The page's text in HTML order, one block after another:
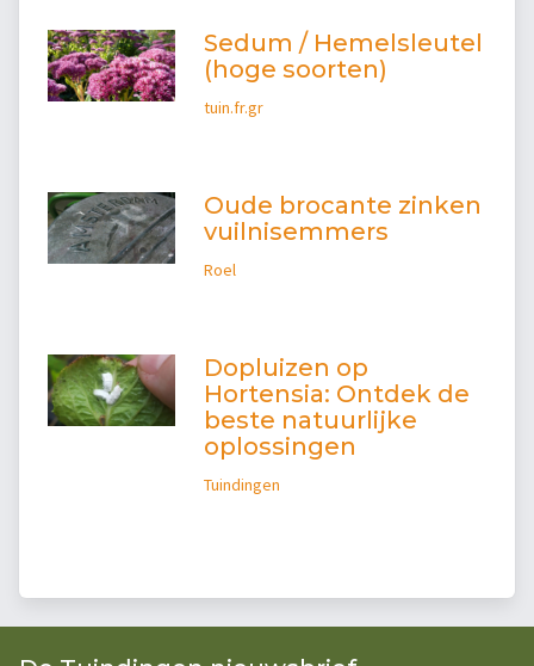
Sedum / Hemelsleutel
(hoge soorten)
tuin.fr.gr
Oude brocante zinken
vuilnisemmers
Roel
Dopluizen op
Hortensia: Ontdek de
beste natuurlijke
oplossingen
Tuindingen